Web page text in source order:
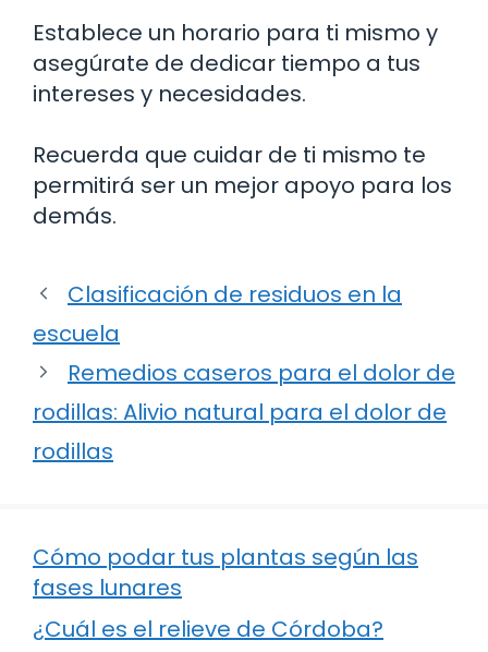
Establece un horario para ti mismo y
asegúrate de dedicar tiempo a tus
intereses y necesidades.
Recuerda que cuidar de ti mismo te
permitirá ser un mejor apoyo para los
demás.
Clasificación de residuos en la
escuela
Remedios caseros para el dolor de
rodillas: Alivio natural para el dolor de
rodillas
Cómo podar tus plantas según las
fases lunares
¿Cuál es el relieve de Córdoba?